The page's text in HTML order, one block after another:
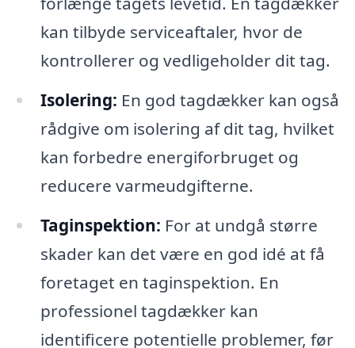
kan tilbyde serviceaftaler, hvor de
kontrollerer og vedligeholder dit tag.
Isolering: En god tagdækker kan også
rådgive om isolering af dit tag, hvilket
kan forbedre energiforbruget og
reducere varmeudgifterne.
Taginspektion: For at undgå større
skader kan det være en god idé at få
foretaget en taginspektion. En
professionel tagdækker kan
identificere potentielle problemer, før